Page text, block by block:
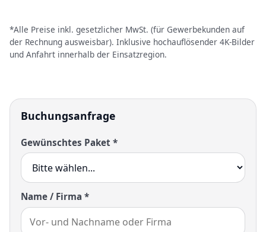
*Alle Preise inkl. gesetzlicher MwSt. (für Gewerbekunden auf
der Rechnung ausweisbar). Inklusive hochauflösender 4K-Bilder
und Anfahrt innerhalb der Einsatzregion.
Buchungsanfrage
Gewünschtes Paket *
Name / Firma *